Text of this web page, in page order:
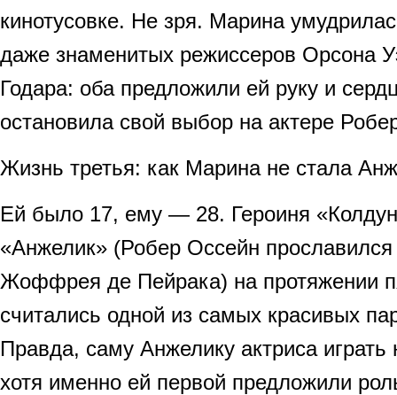
кинотусовке. Не зря. Марина
даже знаменитых режиссеров Орсона
Годара: оба предложили ей руку и
остановила свой выбор на актере
Жизнь третья: как Марина не стала
Ей было 17, ему — 28. Героиня
«Анжелик» (Робер Оссейн
Жоффрея де Пейрака) на протяжении
считались одной из самых красивых
Правда, саму Анжелику актриса играть
хотя именно ей первой предложили